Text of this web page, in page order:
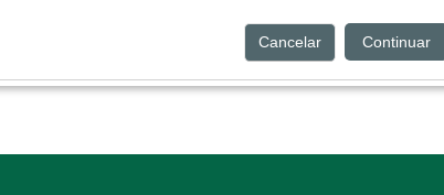
Cancelar Continuar